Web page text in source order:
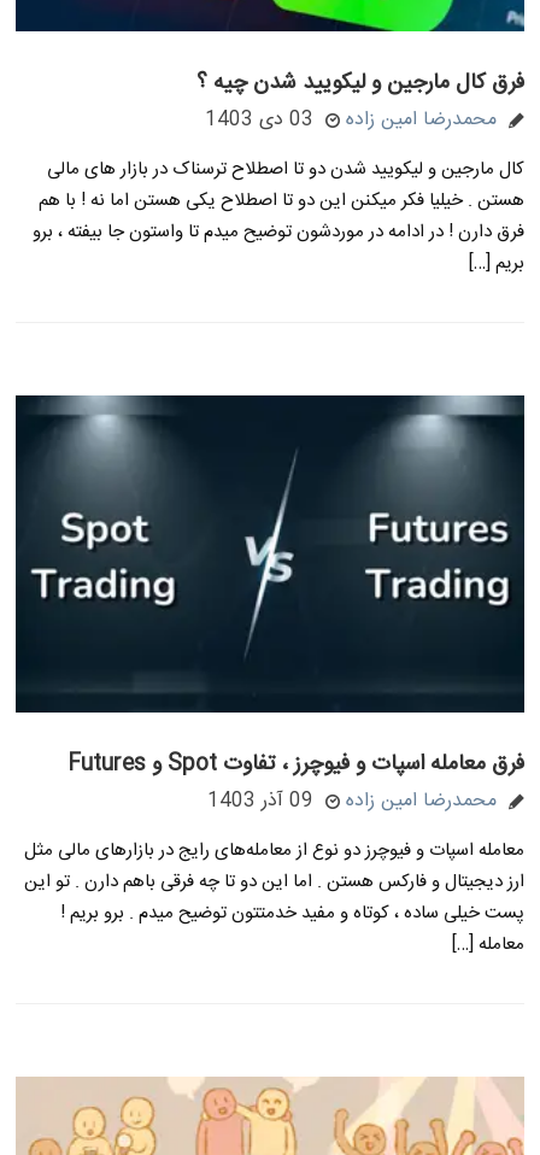
فرق کال مارجین و لیکویید شدن چیه ؟
محمدرضا امین زاده 03 دی 1403
کال مارجین و لیکویید شدن دو تا اصطلاح ترسناک در بازار های مالی
هستن . خیلیا فکر میکنن این دو تا اصطلاح یکی هستن اما نه ! با هم
فرق دارن ! در ادامه در موردشون توضیح میدم تا واستون جا بیفته ، برو
بریم […]
فرق معامله اسپات و فیوچرز ، تفاوت Spot و Futures
محمدرضا امین زاده 09 آذر 1403
معامله اسپات و فیوچرز دو نوع از معامله‌های رایج در بازارهای مالی مثل
ارز دیجیتال و فارکس هستن . اما این دو تا چه فرقی باهم دارن . تو این
پست خیلی ساده ، کوتاه و مفید خدمتتون توضیح میدم . برو بریم !
معامله […]